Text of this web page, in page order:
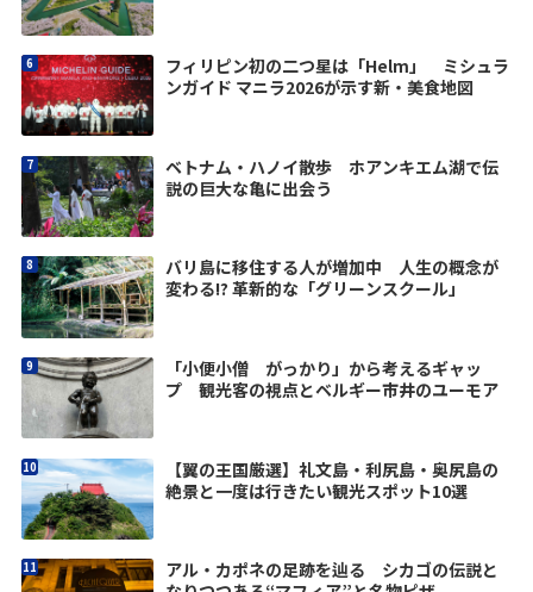
フィリピン初の二つ星は「Helm」 ミシュラ
ンガイド マニラ2026が示す新・美食地図
ベトナム・ハノイ散歩 ホアンキエム湖で伝
説の巨大な亀に出会う
バリ島に移住する人が増加中 人生の概念が
変わる!? 革新的な「グリーンスクール」
「小便小僧 がっかり」から考えるギャッ
プ 観光客の視点とベルギー市井のユーモア
【翼の王国厳選】礼文島・利尻島・奥尻島の
絶景と一度は行きたい観光スポット10選
アル・カポネの足跡を辿る シカゴの伝説と